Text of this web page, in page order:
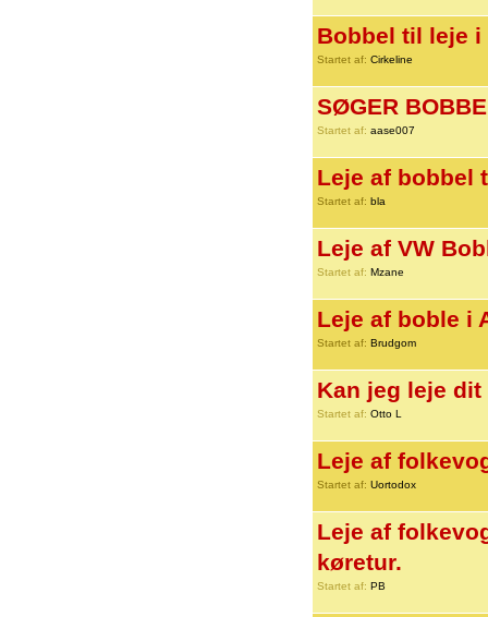
Bobbel til leje
Startet af: Cirkeline
SØGER
Startet af: aase007
Leje af bobbel
Startet af: bla
Leje af VW
Startet af: Mzane
Leje af boble i
Startet af: Brudgom
Kan jeg leje
Startet af: Otto L
Leje af
Startet af: Uortodox
Leje af
køretur.
Startet af: PB